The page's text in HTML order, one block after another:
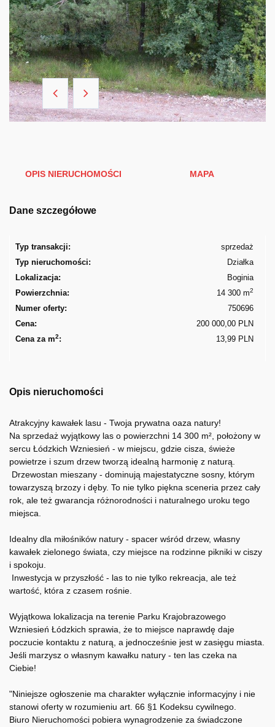
OPIS NIERUCHOMOŚCI MAPA
Dane szczegółowe
Typ transakcji:
sprzedaż
Typ nieruchomości:
Działka
Lokalizacja:
Boginia
Powierzchnia:
14 300 m2
Numer oferty:
750696
Cena:
200 000,00 PLN
Cena za m2: 13,99 PLN
Opis nieruchomości
Atrakcyjny kawałek lasu - Twoja prywatna oaza natury!
Na sprzedaż wyjątkowy las o powierzchni 14 300 m², położony w
sercu Łódzkich Wzniesień - w miejscu, gdzie cisza, świeże
powietrze i szum drzew tworzą idealną harmonię z naturą.
Drzewostan mieszany - dominują majestatyczne sosny, którym
towarzyszą brzozy i dęby. To nie tylko piękna sceneria przez cały
rok, ale też gwarancja różnorodności i naturalnego uroku tego
miejsca.
Idealny dla miłośników natury - spacer wśród drzew, własny
kawałek zielonego świata, czy miejsce na rodzinne pikniki w ciszy
i spokoju.
Inwestycja w przyszłość - las to nie tylko rekreacja, ale też
wartość, która z czasem rośnie.
Wyjątkowa lokalizacja na terenie Parku Krajobrazowego
Wzniesień Łódzkich sprawia, że to miejsce naprawdę daje
poczucie kontaktu z naturą, a jednocześnie jest w zasięgu miasta.
Jeśli marzysz o własnym kawałku natury - ten las czeka na
Ciebie!
"Niniejsze ogłoszenie ma charakter wyłącznie informacyjny i nie
stanowi oferty w rozumieniu art. 66 §1 Kodeksu cywilnego.
Biuro Nieruchomości pobiera wynagrodzenie za świadczone